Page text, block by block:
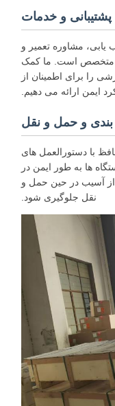
و خدمات
مشاوره تعمیر و
است. ما کمک
برای اطمینان از
ارائه می دهیم.
و حمل و نقل
دستورالعمل های
به طور ایمن در
در حین حمل و
نقل جلوگیری شود.